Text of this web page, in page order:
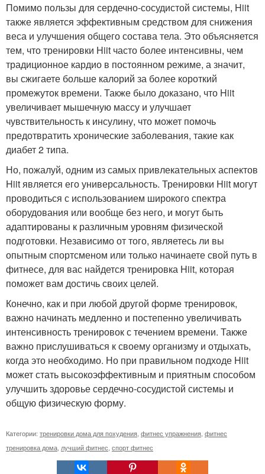
Помимо пользы для сердечно-сосудистой системы, Hiit
также является эффективным средством для снижения
веса и улучшения общего состава тела. Это объясняется
тем, что тренировки Hiit часто более интенсивны, чем
традиционное кардио в постоянном режиме, а значит,
вы сжигаете больше калорий за более короткий
промежуток времени. Также было доказано, что Hiit
увеличивает мышечную массу и улучшает
чувствительность к инсулину, что может помочь
предотвратить хронические заболевания, такие как
диабет 2 типа.
Но, пожалуй, одним из самых привлекательных аспектов
Hiit является его универсальность. Тренировки Hiit могут
проводиться с использованием широкого спектра
оборудования или вообще без него, и могут быть
адаптированы к различным уровням физической
подготовки. Независимо от того, являетесь ли вы
опытным спортсменом или только начинаете свой путь в
фитнесе, для вас найдется тренировка Hiit, которая
поможет вам достичь своих целей.
Конечно, как и при любой другой форме тренировок,
важно начинать медленно и постепенно увеличивать
интенсивность тренировок с течением времени. Также
важно прислушиваться к своему организму и отдыхать,
когда это необходимо. Но при правильном подходе Hiit
может стать высокоэффективным и приятным способом
улучшить здоровье сердечно-сосудистой системы и
общую физическую форму.
Категории: тренировки дома для похудения фитнес упражнения фитнес
тренировка дома лучший фитнес спорт фитнес